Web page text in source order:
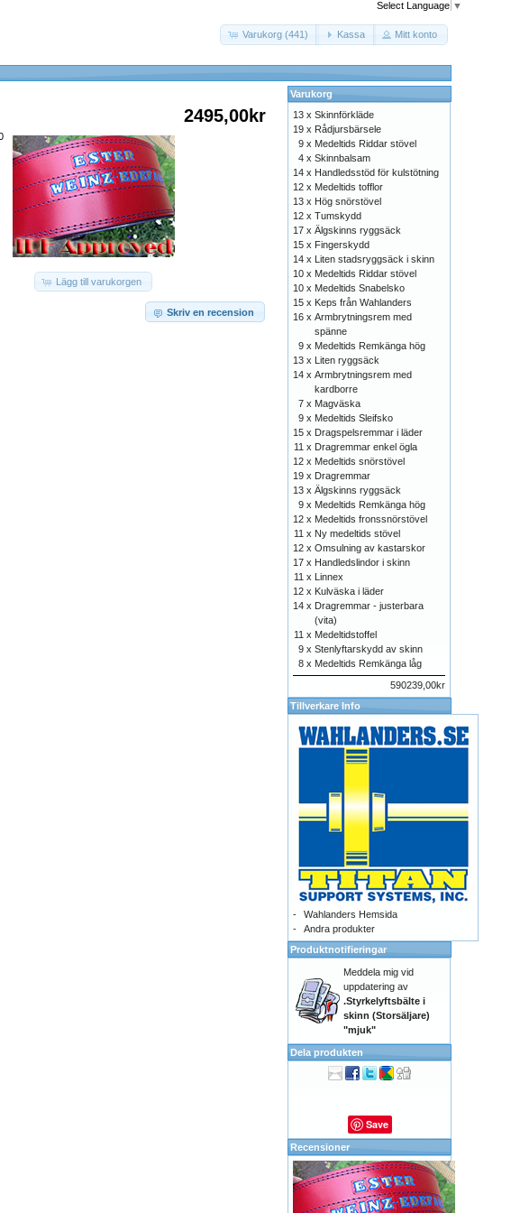
Select Language ▼
Varukorg (441) Kassa Mitt konto
2495,00kr
Lägg till varukorgen
Skriv en recension
Varukorg
13 xSkinnförkläde
19 x Rådjursbärsele
9 x Medeltids Riddar stövel
4 xSkinnbalsam
14 x Handledsstöd för kulstötning
12 x Medeltids tofflor
13 x Hög snörstövel
12 xTumskydd
17 xÄlgskinns ryggsäck
15 x Fingerskydd
14 x Liten stadsryggsäck i skinn
10 x Medeltids Riddar stövel
10 x Medeltids Snabelsko
15 x Keps från Wahlanders
16 xArmbrytningsrem med
spänne
9 x Medeltids Remkänga hög
13 x Liten ryggsäck
14 xArmbrytningsrem med
kardborre
7 x Magväska
9 x Medeltids Sleifsko
15 x Dragspelsremmar i läder
11 x Dragremmar enkel ögla
12 x Medeltids snörstövel
19 x Dragremmar
13 xÄlgskinns ryggsäck
9 x Medeltids Remkänga hög
12 x Medeltids fronssnörstövel
11 x Ny medeltids stövel
12 xOmsulning av kastarskor
17 x Handledslindor i skinn
11 x Linnex
12 x Kulväska i läder
14 x Dragremmar - justerbara
(vita)
11 x Medeltidstoffel
9 xStenlyftarskydd av skinn
8 x Medeltids Remkänga låg
590239,00kr
Tillverkare Info
-
Wahlanders Hemsida
-
Andra produkter
Produktnotifieringar
Meddela mig vid
uppdatering av
.Styrkelyftsbälte i
skinn (Storsäljare)
"mjuk"
Dela produkten
Save
Recensioner